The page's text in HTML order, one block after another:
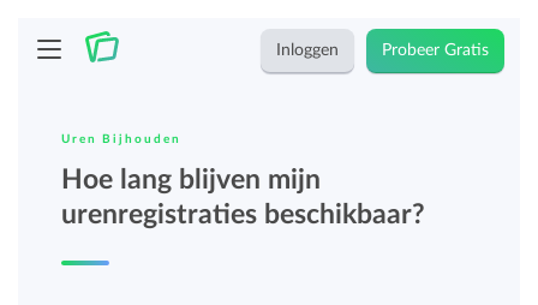
Inloggen Probeer Gratis
Uren Bijhouden
Hoe lang blijven mijn
urenregistraties beschikbaar?